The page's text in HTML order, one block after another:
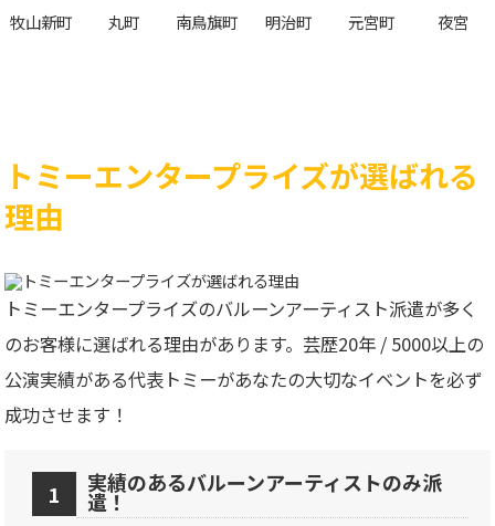
牧山新町 丸町 南鳥旗町 明治町 元宮町 夜宮
トミーエンタープライズが選ばれる
理由
トミーエンタープライズのバルーンアーティスト派遣が多く
のお客様に選ばれる理由があります。芸歴20年 / 5000以上の
公演実績がある代表トミーがあなたの大切なイベントを必ず
成功させます！
実績のあるバルーンアーティストのみ派
遣！